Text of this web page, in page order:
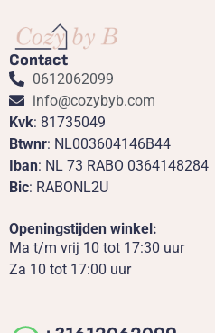
Contact
0612062099
info@cozybyb.com
Kvk: 81735049
Btwnr: NL003604146B44
Iban: NL 73 RABO 0364148284
Bic: RABONL2U
Openingstijden winkel:
Ma t/m vrij 10 tot 17:30 uur
Za 10 tot 17:00 uur